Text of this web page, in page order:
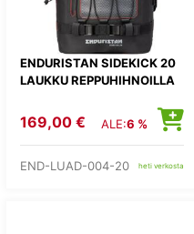
ENDURISTAN SIDEKICK 20
LAUKKU REPPUHIHNOILLA
169,00 € ALE:6 %
END-LUAD-004-20 heti verkosta